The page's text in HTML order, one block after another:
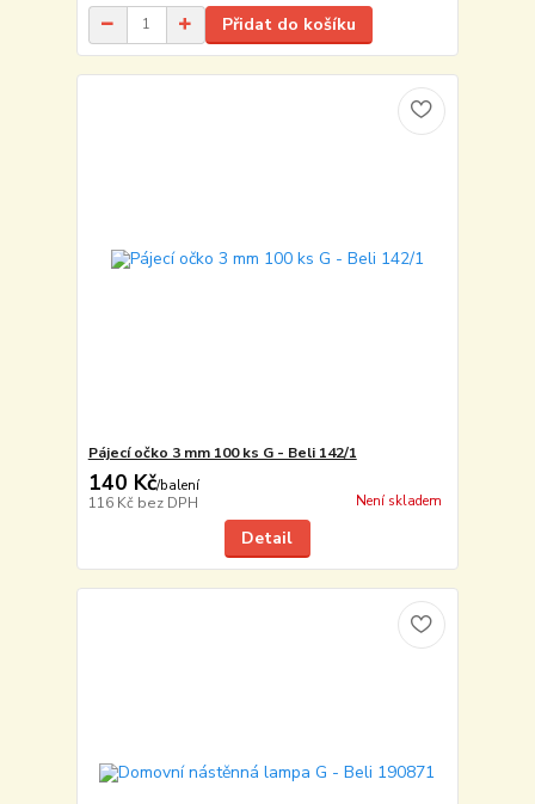
Přidat do košíku
Pájecí očko 3 mm 100 ks G - Beli 142/1
140 Kč/balení
116 Kč bez DPH Není skladem
Detail